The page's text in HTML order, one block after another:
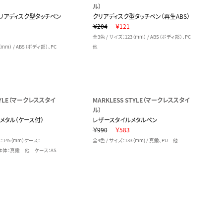
ディスク型タッチペン
） / ABS（ボディ部）、PC
ル）
クリアディスク型タッチペン（再生ABS）
￥204
￥121
全3色 / サイズ：123（mm） / ABS（ボディ部）、PC
他
（マークレススタイ
タル（ケース付）
（mm）ケース：
体：真鍮 他 ケース：AS
MARKLESS STYLE（マークレススタイ
ル）
レザースタイルメタルペン
￥990
￥583
全4色 / サイズ：133（mm) / 真鍮、PU 他